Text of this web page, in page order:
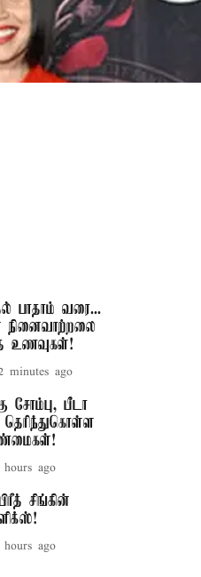
பாதாம் வரை...
நினைவாற்றலை
உணவுகள்!
minutes ago
சோம்பு, பீடா
தெரிந்துகொள்ள
hours ago
சிங்கின்
hours ago